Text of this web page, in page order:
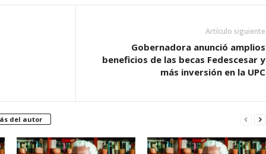
Artículo siguiente
Gobernadora anunció amplios
beneficios de las becas Fedescesar y
más inversión en la UPC
del autor